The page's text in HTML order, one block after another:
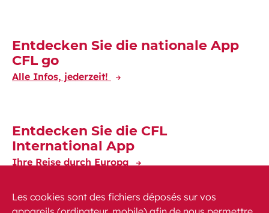
Entdecken Sie die nationale App
CFL go
Alle Infos, jederzeit!
Entdecken Sie die CFL
International App
Ihre Reise durch Europa
Les cookies sont des fichiers déposés sur vos